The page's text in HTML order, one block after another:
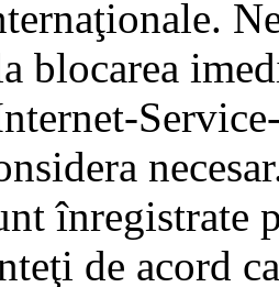
blocarea
înregistrate
de acord